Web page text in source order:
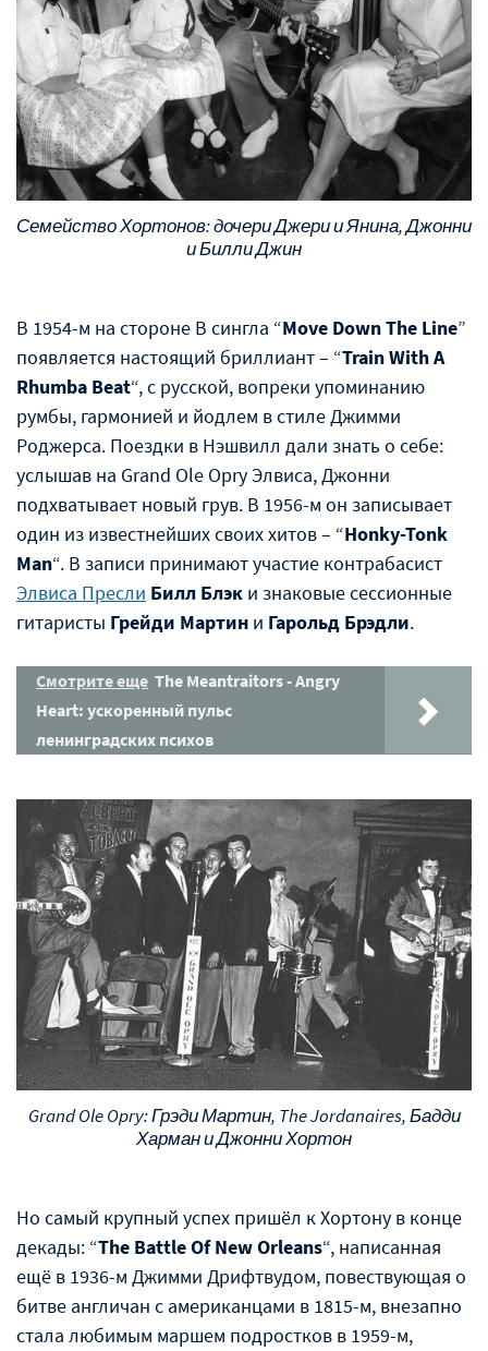
Семейство Хортонов: дочери Джери и Янина, Джонни
и Билли Джин
В 1954-м на стороне B сингла “Move Down The Line”
появляется настоящий бриллиант – “Train With A
Rhumba Beat“, с русской, вопреки упоминанию
румбы, гармонией и йодлем в стиле Джимми
Роджерса. Поездки в Нэшвилл дали знать о себе:
услышав на Grand Ole Opry Элвиса, Джонни
подхватывает новый грув. В 1956-м он записывает
один из известнейших своих хитов – “Honky-Tonk
Man“. В записи принимают участие контрабасист
Элвиса Пресли Билл Блэк и знаковые сессионные
гитаристы Грейди Мартин и Гарольд Брэдли.
Смотрите еще The Meantraitors - Angry
Heart: ускоренный пульс
ленинградских психов
Grand Ole Opry: Грэди Мартин, The Jordanaires, Бадди
Харман и Джонни Хортон
Но самый крупный успех пришёл к Хортону в конце
декады: “The Battle Of New Orleans“, написанная
ещё в 1936-м Джимми Дрифтвудом, повествующая о
битве англичан с американцами в 1815-м, внезапно
стала любимым маршем подростков в 1959-м,